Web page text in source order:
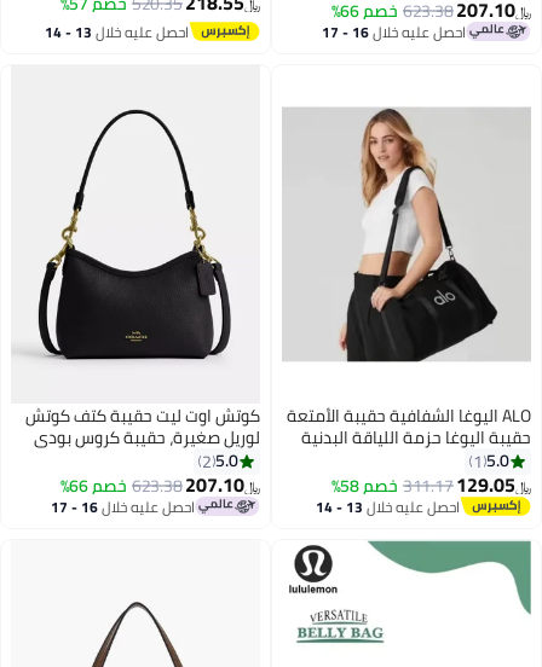
﷼‏207.10
623.38خصم 66%
احصل عليه خلال 16 - 17
﷼‏
احصل عليه خلال 13 - 14
ALO اليوغا الشفافية حقيبة الأمتعة
حقيبة اليوغا حزمة اللياقة البدنية
الرياضة النسائية حقيبة اللياقة
البدنية في الهواء الطلق حقيبة
السفر حزمة الميل
5.0
1
﷼‏129.05
311.17خصم 58%
احصل عليه خلال 13 - 14
اغسطس
كوتش اوت ليت حقيبة كتف كوتش
لوريل صغيرة، حقيبة كروس بودي
نسائية، حقيبة يد نسائية، حقيبة كتف
نسائية، حقيبة سفر نسائية، أسود -
20 سم
5.0
2
﷼‏207.10
623.38خصم 66%
احصل عليه خلال 16 - 17
اغسطس